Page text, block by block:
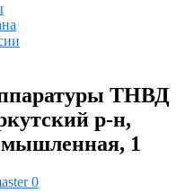
ТНВД
р-н,
1
0